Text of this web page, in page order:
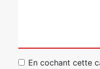
En cochant cette